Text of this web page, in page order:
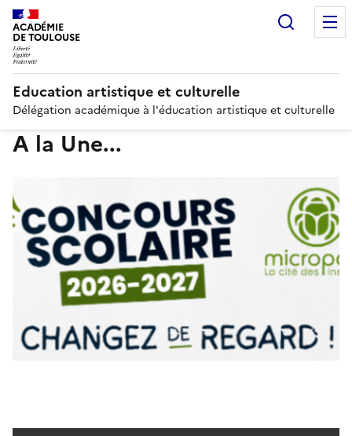
ACADÉMIE
DE TOULOUSE
Education artistique et culturelle
Délégation académique à l'éducation artistique et culturelle
A la Une...